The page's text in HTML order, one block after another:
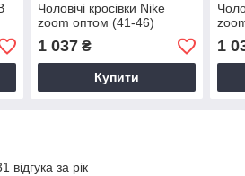
Чоловічі кросівки Nike
zoom оптом (41-46)
1 037₴
Купити
1
відгука за рік